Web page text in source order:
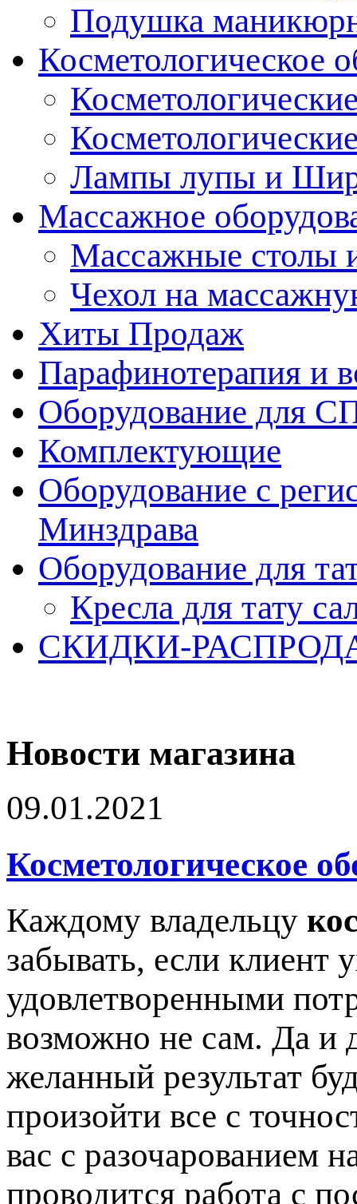
Подушка
Косметологическое
Лампы лупы и
Массажное
Массажные столы
Чехол на
Хиты Продаж
Парафинотерапия и
Оборудование для
Комплектующие
Оборудование с
Минздрава
Оборудование для
Кресла для тату
СКИДКИ-
Новости магазина
09.01.2021
Косметологическое
Каждому владельцу
забывать, если клиент
удовлетворенными
возможно не сам. Да и
желанный результат
произойти все с
вас с разочарованием
проводится работа с